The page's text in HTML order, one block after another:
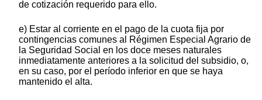
de cotización requerido para ello.
e) Estar al corriente en el pago de la cuota fija por
contingencias comunes al Régimen Especial Agrario de
la Seguridad Social en los doce meses naturales
inmediatamente anteriores a la solicitud del subsidio, o,
en su caso, por el período inferior en que se haya
mantenido el alta.